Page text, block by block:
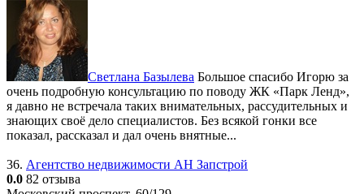
Светлана Базылева Большое спасибо Игорю за
очень подробную консультацию по поводу ЖК «Парк Ленд»,
я давно не встречала таких внимательных, рассудительных и
знающих своё дело специалистов. Без всякой гонки все
показал, рассказал и дал очень внятные...
36. Агентство недвижимости АН Запстрой
0.0 82 отзыва